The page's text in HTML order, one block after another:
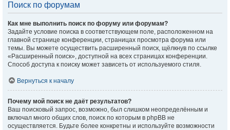
Поиск по форумам
Как мне выполнить поиск по форуму или форумам?
Задайте условие поиска в соответствующем поле, расположенном на
главной странице конференции, страницах просмотра форума или
темы. Вы можете осуществить расширенный поиск, щёлкнув по ссылке
«Расширенный поиск», доступной на всех страницах конференции.
Способ доступа к поиску может зависеть от используемого стиля.
Вернуться к началу
Почему мой поиск не даёт результатов?
Ваш поисковый запрос, возможно, был слишком неопределённым и
включал много общих слов, поиск по которым в phpBB не
осуществляется. Будьте более конкретны и используйте возможности